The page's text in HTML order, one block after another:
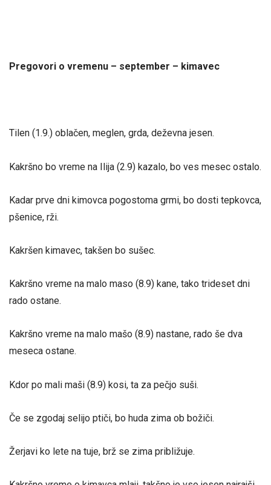
Pregovori o vremenu – september – kimavec
Tilen (1.9.) oblačen, meglen, grda, deževna jesen.
Kakršno bo vreme na Ilija (2.9) kazalo, bo ves mesec ostalo.
Kadar prve dni kimovca pogostoma grmi, bo dosti tepkovca,
pšenice, rži.
Kakršen kimavec, takšen bo sušec.
Kakršno vreme na malo maso (8.9) kane, tako trideset dni
rado ostane.
Kakršno vreme na malo mašo (8.9) nastane, rado še dva
meseca ostane.
Kdor po mali maši (8.9) kosi, ta za pečjo suši.
Če se zgodaj selijo ptiči, bo huda zima ob božiči.
Žerjavi ko lete na tuje, brž se zima približuje.